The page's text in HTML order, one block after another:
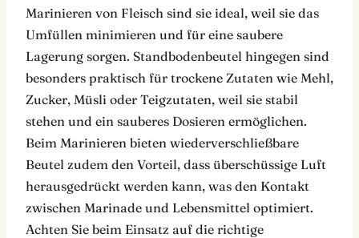
Marinieren von Fleisch sind sie ideal, weil sie das
Umfüllen minimieren und für eine saubere
Lagerung sorgen. Standbodenbeutel hingegen sind
besonders praktisch für trockene Zutaten wie Mehl,
Zucker, Müsli oder Teigzutaten, weil sie stabil
stehen und ein sauberes Dosieren ermöglichen.
Beim Marinieren bieten wiederverschließbare
Beutel zudem den Vorteil, dass überschüssige Luft
herausgedrückt werden kann, was den Kontakt
zwischen Marinade und Lebensmittel optimiert.
Achten Sie beim Einsatz auf die richtige